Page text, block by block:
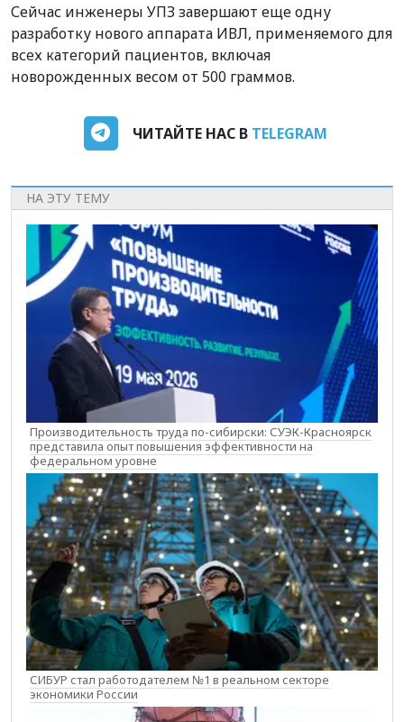
Сейчас инженеры УПЗ завершают еще одну
разработку нового аппарата ИВЛ, применяемого для
всех категорий пациентов, включая
новорожденных весом от 500 граммов.
ЧИТАЙТЕ НАС В TELEGRAM
НА ЭТУ ТЕМУ
Производительность труда по-сибирски: СУЭК-Красноярск
представила опыт повышения эффективности на
федеральном уровне
СИБУР стал работодателем №1 в реальном секторе
экономики России